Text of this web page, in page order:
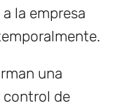
la empresa
una
control de